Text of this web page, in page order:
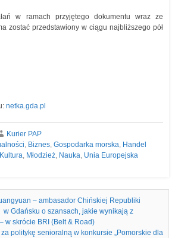
w ramach przyjętego dokumentu wraz ze
zostać przedstawiony w ciągu najbliższego pół
netka.gda.pl
Kurier PAP
Biznes, Gospodarka morska Handel
Kultura Młodzież Nauka Unia Europejska
– ambasador Chińskiej Republiki
w Gdańsku o szansach, jakie wynikają z
w skrócie BRI (Belt & Road)
politykę senioralną w konkursie „Pomorskie dla